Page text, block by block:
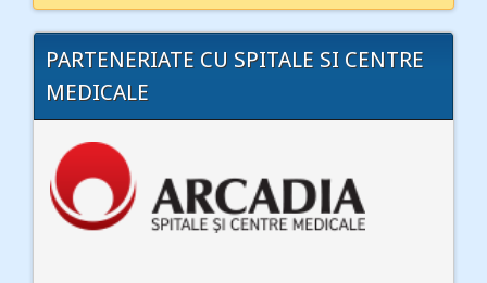
PARTENERIATE CU SPITALE SI CENTRE
MEDICALE